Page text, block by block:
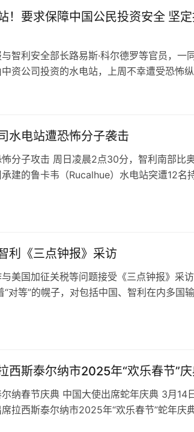
！要求保障中国公民投资安全 坚
智利安全部长路易斯·科尔德罗等官员，一
资公司投资的水电站，上周不幸遭受恐怖纵
水电站遭恐怖分子袭击
分子攻击 周日凌晨2点30分，智利南部比
建的鲁卡韦（Rucalhue）水电站突遭12名
利《三点钟报》采访
美国加征关税等问题接受《三点钟报》采
对等”的幌子，对包括中国、智利在内多国
西斯泰尔纳市2025年“欢乐春节”
纳春节庆典 中国大使出席蛇年庆典 3月14日
拉西斯泰尔纳市2025年“欢乐春节”蛇年庆